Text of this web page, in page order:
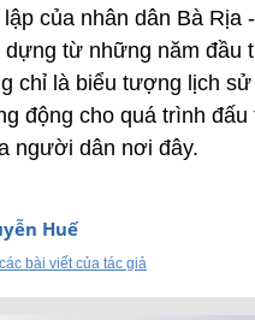
của nhân dân Bà Rịa
từ những năm đầu
chỉ là biểu tượng lịch
động cho quá trình đấu
người dân nơi đây.
Huế
bài viết của tác giả